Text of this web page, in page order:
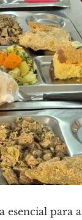
para